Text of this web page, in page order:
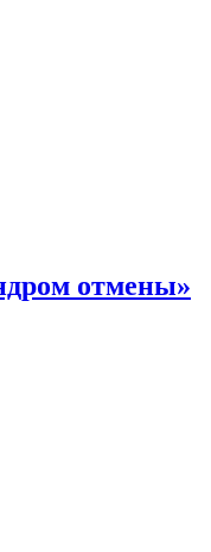
отмены»